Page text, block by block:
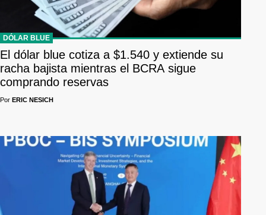
DÓLAR BLUE
El dólar blue cotiza a $1.540 y extiende su
racha bajista mientras el BCRA sigue
comprando reservas
Por ERIC NESICH